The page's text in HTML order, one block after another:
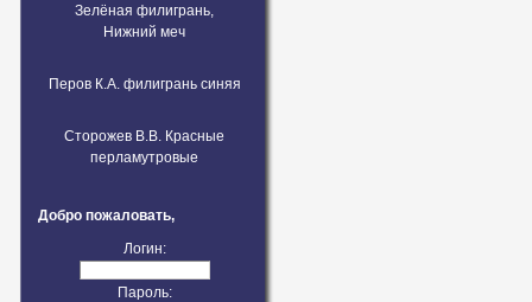
Зелёная филигрань,
Нижний меч
Перов К.А. филигрань синяя
Сторожев В.В. Красные
перламутровые
Добро пожаловать,
Логин:
Пароль: